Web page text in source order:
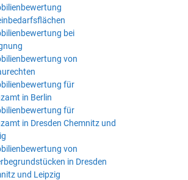
bei
von
für
in Berlin
für
in Dresden Chemnitz und
von
in Dresden
und Leipzig